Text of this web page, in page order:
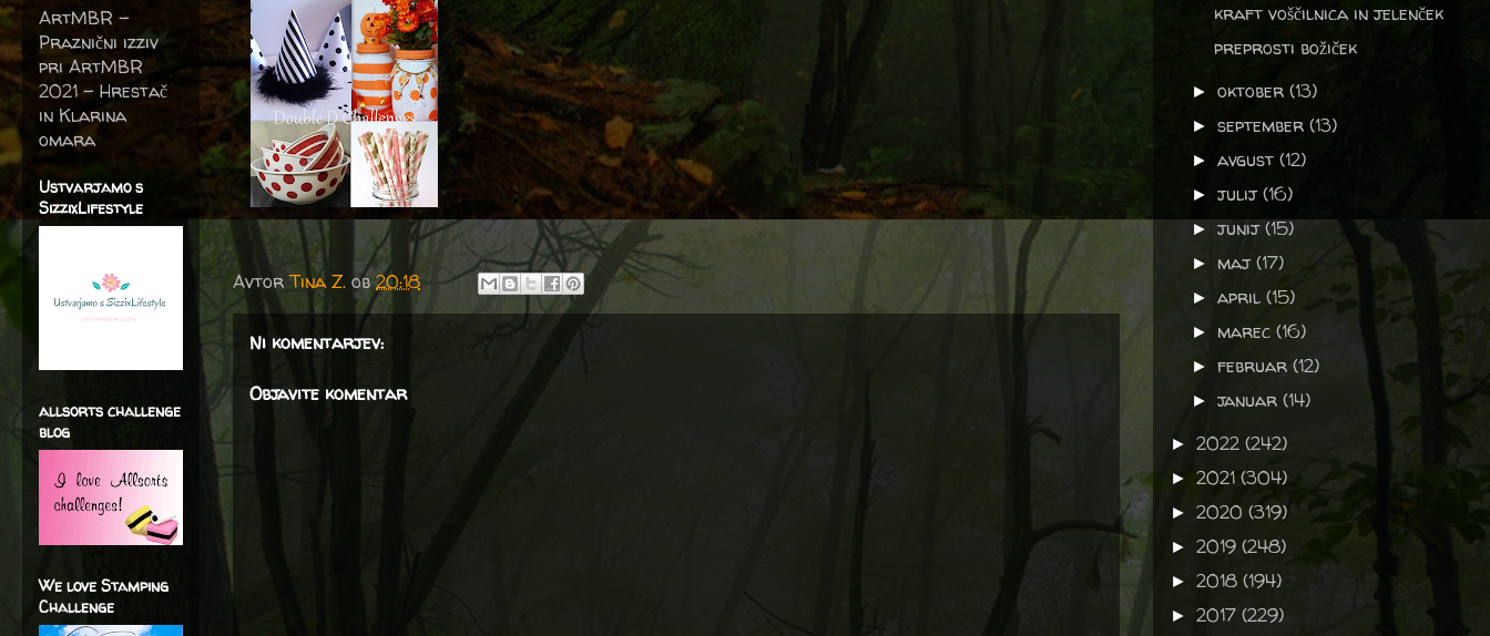
AvtorTina Z. ob20:18
Ni komentarjev:
Objavite komentar
ArtMBR -
Praznični izziv
pri ArtMBR
2021 – Hrestač
in Klarina
omara
Ustvarjamo s
SizzixLifestyle
allsorts challenge
blog
We love Stamping
Challenge
kraft voščilnica in jelenček
preprosti božiček
►oktober(13)
►september(13)
►avgust(12)
►julij(16)
►junij(15)
► maj(17)
►april(15)
► marec(16)
►februar(12)
►januar(14)
► 2022 (242)
► 2021 (304)
► 2020 (319)
► 2019 (248)
► 2018 (194)
► 2017 (229)